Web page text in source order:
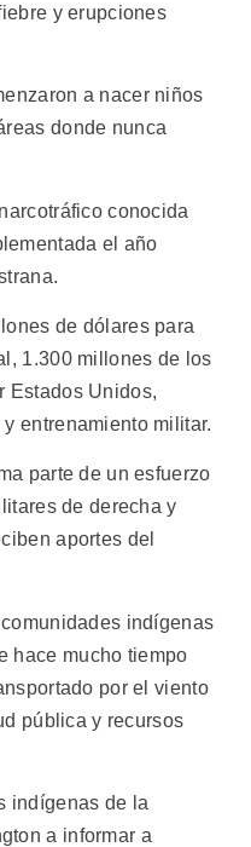
y erupciones
a nacer niños
donde nunca
conocida
el año
de dólares para
1.300 millones de los
Estados Unidos,
entrenamiento militar.
parte de un esfuerzo
de derecha y
aportes del
indígenas
hace mucho tiempo
por el viento
pública y recursos
indígenas de la
a informar a